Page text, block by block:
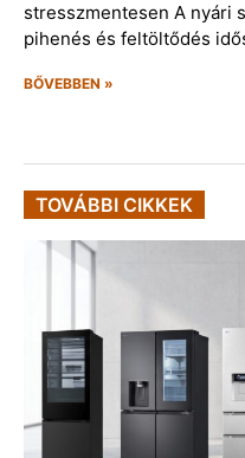
stresszmentesen A nyári
pihenés és feltöltődés
BŐVEBBEN »
TOVÁBBI CIKKEK